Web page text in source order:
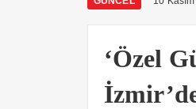
‘Özel